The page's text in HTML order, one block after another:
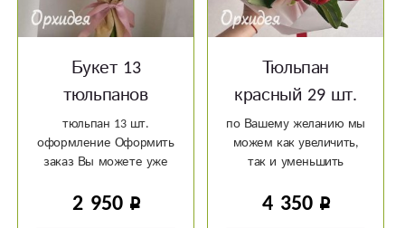
Букет 13
тюльпанов
тюльпан 13 шт.
оформление Оформить
заказ Вы можете уже
марта. Успевайте
2 950
Тюльпан
красный 29 шт.
по Вашему желанию мы
можем как увеличить,
так и уменьшить
Успевайте сделать
4 350